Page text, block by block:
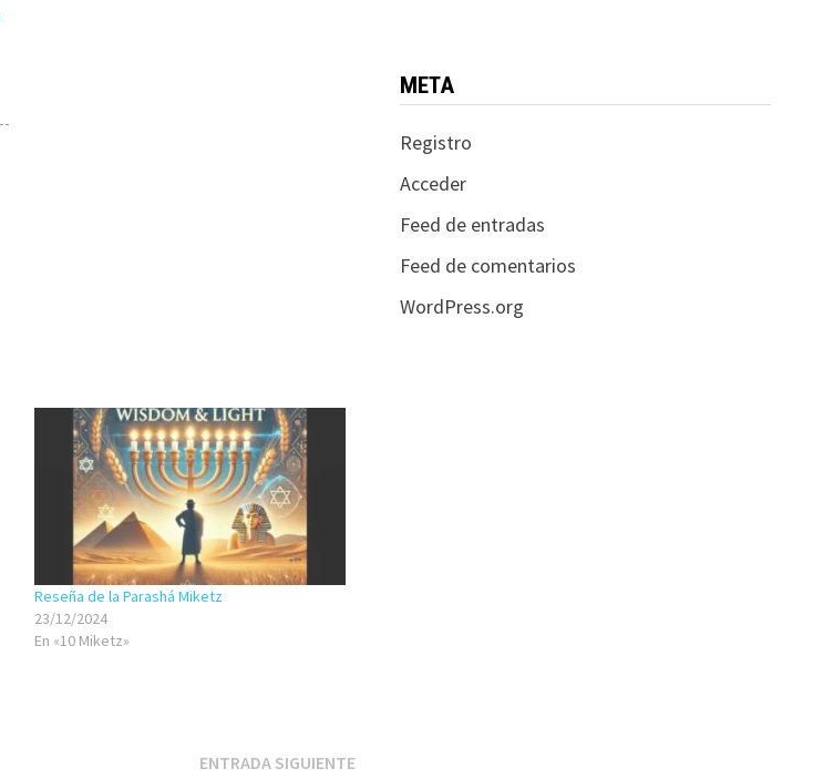
Reseña de la Parashá Miketz
23/12/2024
En «10 Miketz»
ENTRADA SIGUIENTEEntrada
META
Registro
Acceder
Feed de entradas
Feed de comentarios
WordPress.org